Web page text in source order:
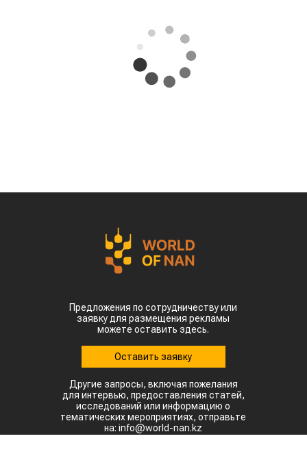
Предложения по сотрудничеству или
заявку для размещения рекламы
можете оставить здесь.
Оставить заявку
Другие запросы, включая пожелания
для интервью, предоставления статей,
исследований или информацию о
тематических мероприятиях, отправьте
на: info@world-nan.kz